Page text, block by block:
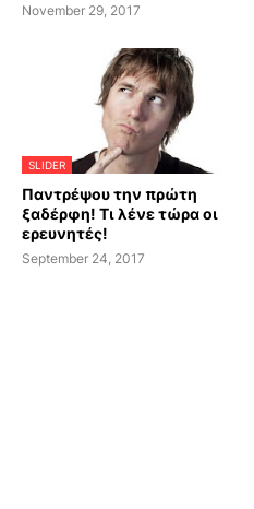
November 29, 2017
SLIDER
Παντρέψου την πρώτη
ξαδέρφη! Τι λένε τώρα οι
ερευνητές!
September 24, 2017